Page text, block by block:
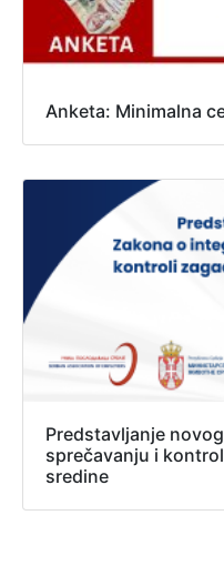
Anketa: Minimalna
Predstavljanje
sprečavanju i
sredine